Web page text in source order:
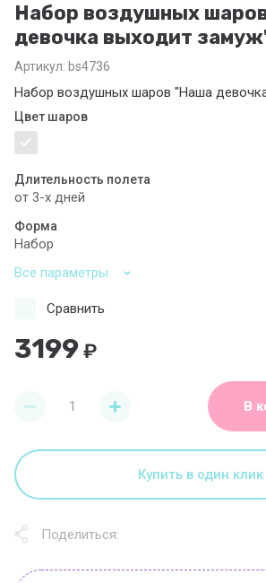
Набор воздушных
девочка выходит
Артикул: bs4736
Набор воздушных шаров "Наша
Цвет шаров
Длительность полета
от 3-х дней
Форма
Набор
Все параметры
3199₽
Сравнить
В
Купить в один клик
Поделиться: